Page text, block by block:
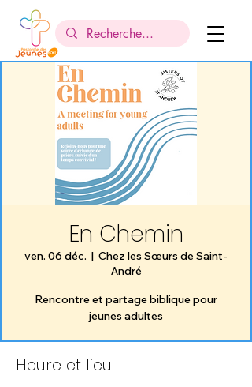
En Chemin
ven. 06 déc.
  |
Chez les Sœurs de Saint-
André
Rencontre et partage biblique pour
jeunes adultes
Heure et lieu